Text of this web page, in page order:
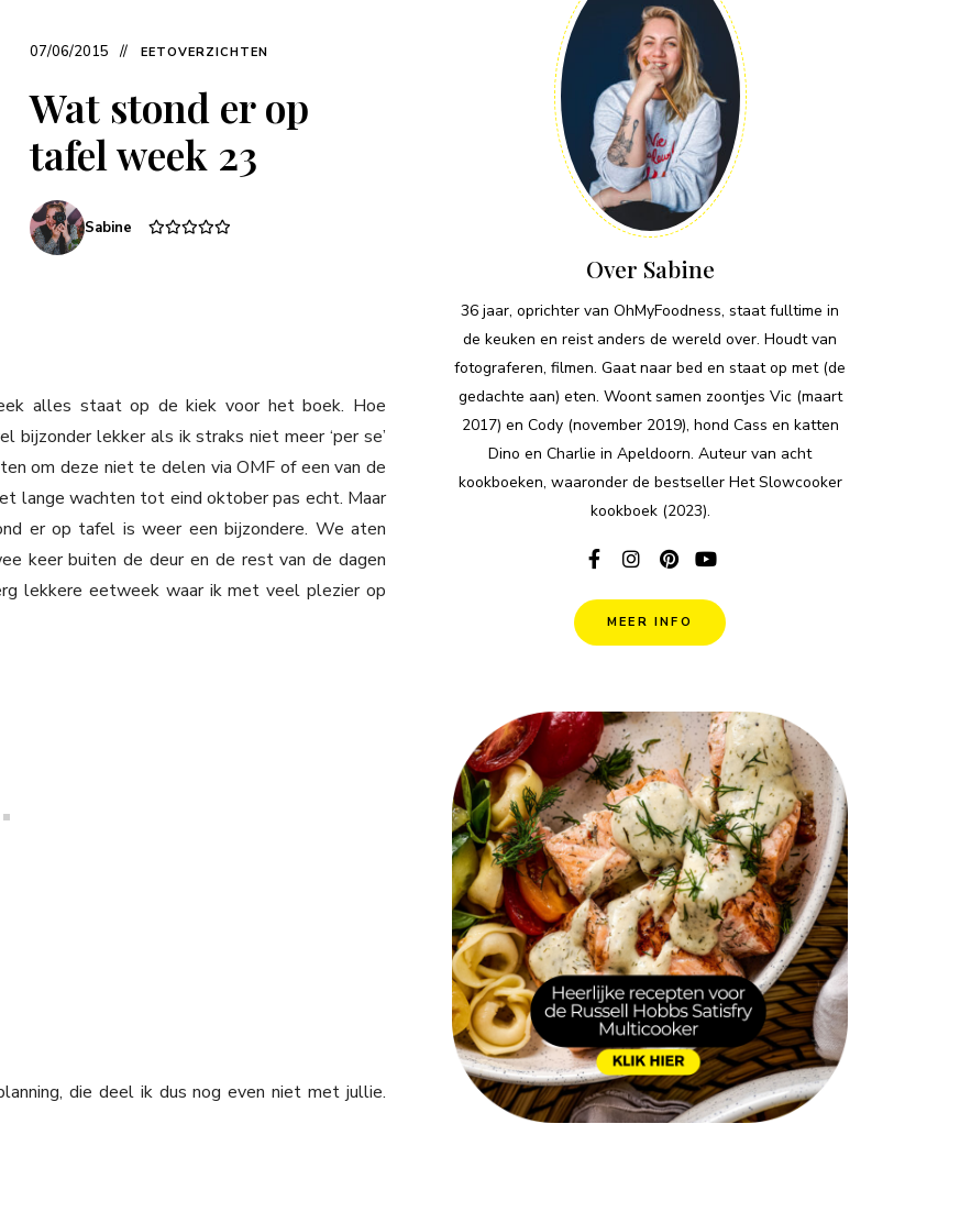
07/06/2015 EETOVERZICHTEN
Wat stond er op
tafel week 23
Sabine
alles staat op de kiek voor het boek. Hoe
lekker als ik straks niet meer ‘per se’
om deze niet te delen via OMF of een van de
lange wachten tot eind oktober pas echt. Maar
er op tafel is weer een bijzondere. We aten
keer buiten de deur en de rest van de dagen
lekkere eetweek waar ik met veel plezier op
die deel ik dus nog even niet met jullie.
Over Sabine
36 jaar, oprichter van OhMyFoodness, staat fulltime in
de keuken en reist anders de wereld over. Houdt van
fotograferen, filmen. Gaat naar bed en staat op met (de
gedachte aan) eten. Woont samen zoontjes Vic (maart
2017) en Cody (november 2019), hond Cass en katten
Dino en Charlie in Apeldoorn. Auteur van acht
kookboeken, waaronder de bestseller Het Slowcooker
kookboek (2023).
MEER INFO